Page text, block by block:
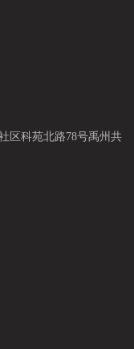
区科苑北路78号禹州共